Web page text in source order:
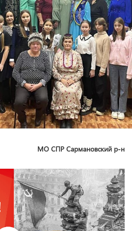
МО СПР Сармановский р-н